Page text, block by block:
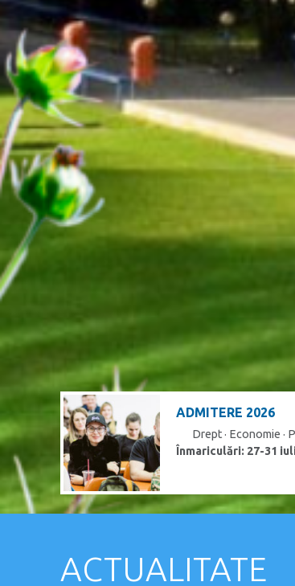
ADMITERE 2026
Drept · Economie ·
Înmariculări: 27-31
ACTUALITATE